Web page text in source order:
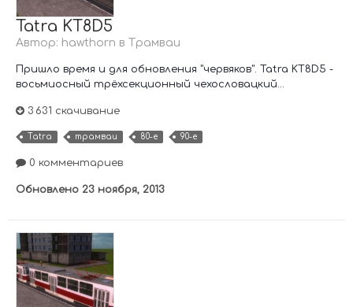
Tatra KT8D5
Автор: hawthorn в Трамваи
Пришло время и для обновления "червяков". Tatra KT8D5 -
восьмиосный трёхсекционный чехословацкий...
3 631 скачивание
Tatra трамваи 80-е 90-е
0 комментариев
Обновлено 23 ноября, 2013